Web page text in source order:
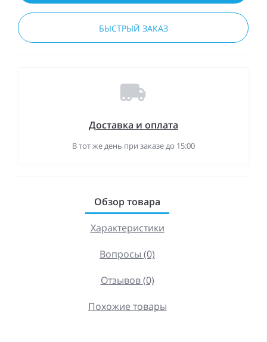
БЫСТРЫЙ ЗАКАЗ
Доставка и оплата
В тот же день при заказе до 15:00
Обзор товара
Характеристики
Вопросы (0)
Отзывов (0)
Похожие товары